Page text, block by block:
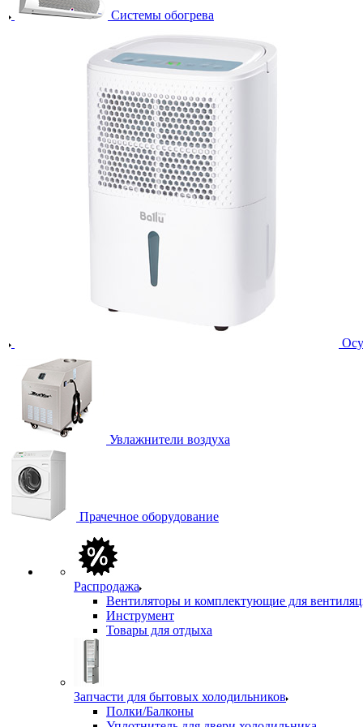
Системы обогрева
Увлажнители воздуха
Прачечное оборудование
Распродажа
Вентиляторы и комплектующие для
Инструмент
Товары для отдыха
Запчасти для бытовых холодильников
Полки/Балконы